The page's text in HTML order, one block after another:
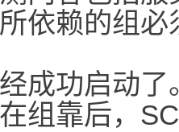
依赖的组
成功启动
组靠后，